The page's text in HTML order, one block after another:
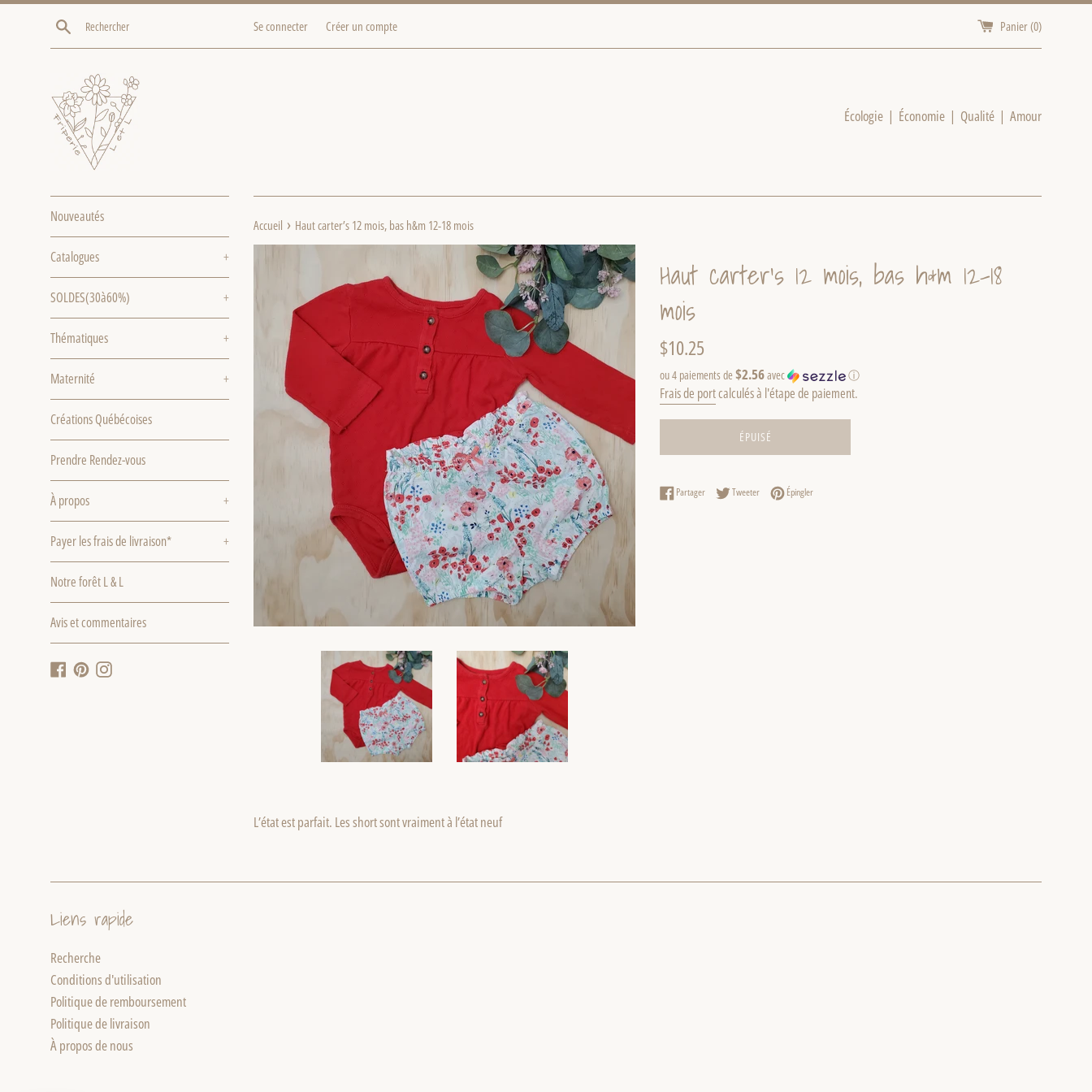
Passer
Recherche Se connecter Créer un compte Panier (0)
Écologie | Économie | Qualité | Amour
Nouveautés
Catalogues +
SOLDES(30à60%) +
Thématiques +
Maternité +
Créations Québécoises
Prendre Rendez-vous
À propos +
Payer les frais de livraison* +
Notre forêt L & L
Avis et commentaires
Facebook
PinterestInstagram
Accueil › Haut carter’s 12 mois, bas h&m 12-18 mois
Haut carter’s 12 mois, bas h&m 12-18
mois
Prix
$10.25
ou 4 paiements de$2.56avec ⓘ
Frais de portcalculés à l'étape de paiement.
ÉPUISÉ
PartagerPartager sur Facebook
TweeterTweeter sur Twitter
ÉpinglerÉpingler sur Pinterest
L’état est parfait. Les short sont vraiment à l’état neuf
Liens rapide
Recherche
Conditions d'utilisation
Politique de remboursement
Politique de livraison
À propos de nous